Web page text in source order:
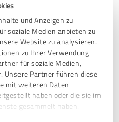
und Anzeigen zu
soziale Medien anbieten zu
Website zu analysieren.
zu Ihrer Verwendung
für soziale Medien,
Unsere Partner führen diese
mit weiteren Daten
haben oder die sie im
gesammelt haben.
empfehlenswert.
zu: